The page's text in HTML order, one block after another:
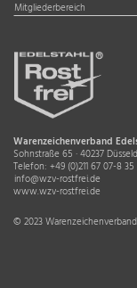
Mitgliederbereich
Warenzeichenverband
Sohnstraße 65 · 40237
Telefon: +49 (0)211 67 07-8 35
info@wzv-rostfrei.de
www.wzv-rostfrei.de
© 2023